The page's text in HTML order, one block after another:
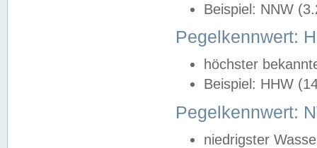
Beispiel: NNW
Pegelkennwert:
höchster
Beispiel: HHW
Pegelkennwert:
niedrigster